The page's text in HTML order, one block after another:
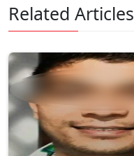
Related Articles